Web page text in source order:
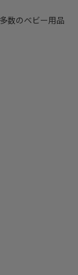
数のベビー用品